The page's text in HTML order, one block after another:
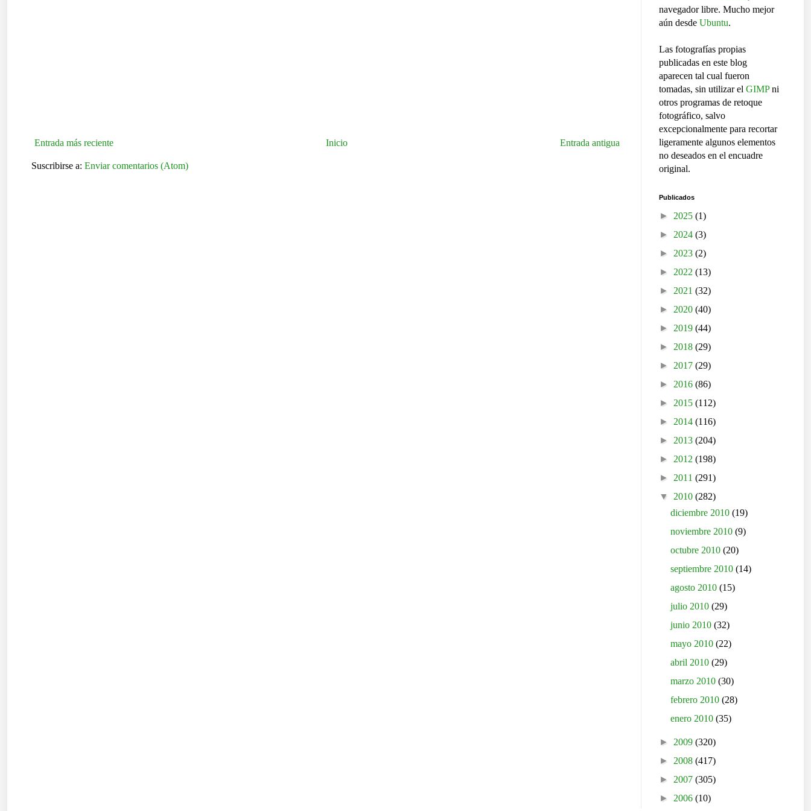
Entrada más reciente Entrada antigua
Inicio
Suscribirse a: Enviar comentarios (Atom)
navegador libre. Mucho mejor
aún desde Ubuntu.
Las fotografías propias
publicadas en este blog
aparecen tal cual fueron
tomadas, sin utilizar el GIMPni
otros programas de retoque
fotográfico, salvo
excepcionalmente para recortar
ligeramente algunos elementos
no deseados en el encuadre
original.
Publicados
► 2025 (1)
► 2024 (3)
► 2023 (2)
► 2022 (13)
► 2021 (32)
► 2020 (40)
► 2019 (44)
► 2018 (29)
► 2017 (29)
► 2016 (86)
► 2015 (112)
► 2014 (116)
► 2013 (204)
► 2012 (198)
► 2011 (291)
▼ 2010 (282)
diciembre 2010(19)
noviembre 2010(9)
octubre 2010(20)
septiembre 2010(14)
agosto 2010(15)
julio 2010(29)
junio 2010(32)
mayo 2010(22)
abril 2010(29)
marzo 2010(30)
febrero 2010(28)
enero 2010(35)
► 2009 (320)
► 2008 (417)
► 2007 (305)
► 2006 (10)